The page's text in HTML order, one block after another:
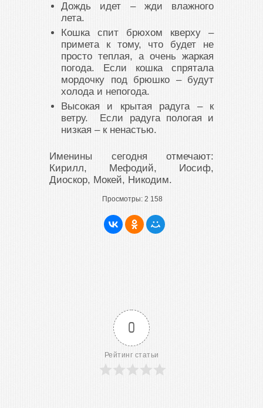
Дождь идет – жди влажного
лета.
Кошка спит брюхом кверху –
примета к тому, что будет не
просто теплая, а очень жаркая
погода. Если кошка спрятала
мордочку под брюшко – будут
холода и непогода.
Высокая и крытая радуга – к
ветру. Если радуга пологая и
низкая – к ненастью.
Именины сегодня отмечают:
Кирилл, Мефодий, Иосиф,
Диоскор, Мокей, Никодим.
Просмотры: 2 158
0
Рейтинг статьи